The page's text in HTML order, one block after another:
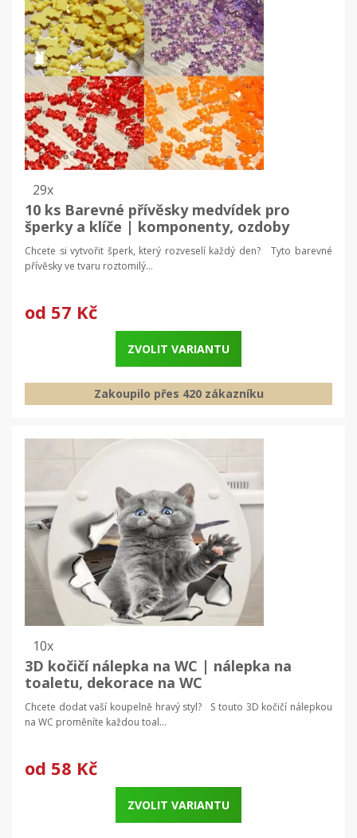
29x
10 ks Barevné přívěsky medvídek pro
šperky a klíče | komponenty, ozdoby
Chcete si vytvořit šperk, který rozveselí každý den? Tyto barevné
přívěsky ve tvaru roztomilý...
od 57 Kč
ZVOLIT VARIANTU
Zakoupilo přes 420 zákazníku
10x
3D kočičí nálepka na WC | nálepka na
toaletu, dekorace na WC
Chcete dodat vaší koupelně hravý styl? S touto 3D kočičí nálepkou
na WC proměníte každou toal...
od 58 Kč
ZVOLIT VARIANTU